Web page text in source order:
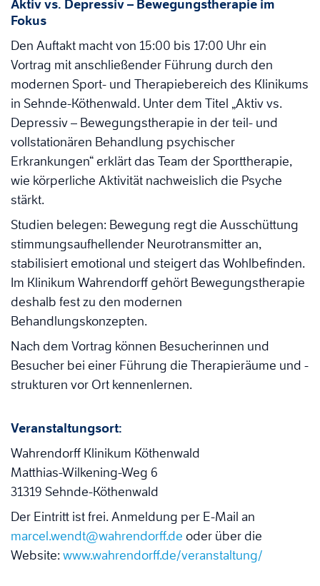
Aktiv vs. Depressiv – Bewegungstherapie im
Fokus
Den Auftakt macht von 15:00 bis 17:00 Uhr ein
Vortrag mit anschließender Führung durch den
modernen Sport- und Therapiebereich des Klinikums
in Sehnde-Köthenwald. Unter dem Titel „Aktiv vs.
Depressiv – Bewegungstherapie in der teil- und
vollstationären Behandlung psychischer
Erkrankungen“ erklärt das Team der Sporttherapie,
wie körperliche Aktivität nachweislich die Psyche
stärkt.
Studien belegen: Bewegung regt die Ausschüttung
stimmungsaufhellender Neurotransmitter an,
stabilisiert emotional und steigert das Wohlbefinden.
Im Klinikum Wahrendorff gehört Bewegungstherapie
deshalb fest zu den modernen
Behandlungskonzepten.
Nach dem Vortrag können Besucherinnen und
Besucher bei einer Führung die Therapieräume und -
strukturen vor Ort kennenlernen.
Veranstaltungsort:
Wahrendorff Klinikum Köthenwald
Matthias-Wilkening-Weg 6
31319 Sehnde-Köthenwald
Der Eintritt ist frei. Anmeldung per E-Mail an
marcel.wendt@wahrendorff.de oder über die
Website: www.wahrendorff.de/veranstaltung/